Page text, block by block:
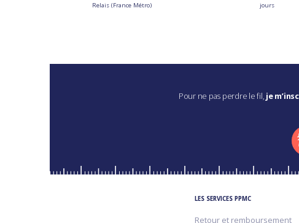
Relais (France Métro)
jours
Pour ne pas perdre le fil, je
LES SERVICES PPMC
Retour et remboursement